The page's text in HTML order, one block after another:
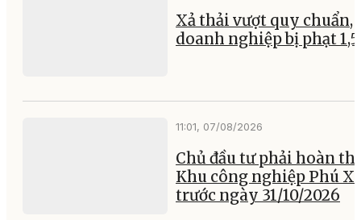
Xả thải vượt quy chuẩn,
doanh nghiệp bị phạt
11:01, 07/08/2026
Chủ đầu tư phải hoàn
Khu công nghiệp Phú
trước ngày 31/10/2026